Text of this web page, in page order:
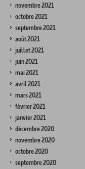
novembre 2021
octobre 2021
septembre 2021
août 2021
juillet 2021
juin 2021
mai 2021
avril 2021
mars 2021
février 2021
janvier 2021
décembre 2020
novembre 2020
octobre 2020
septembre 2020